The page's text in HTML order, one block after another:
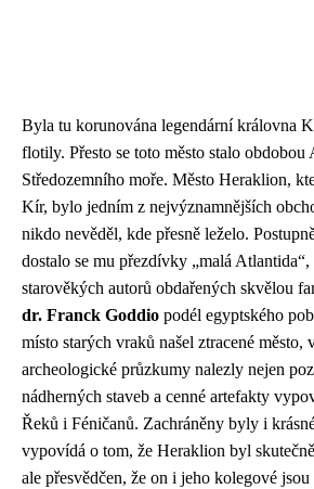
Byla tu korunována legendární královna
flotily. Přesto se toto město stalo
Středozemního moře. Město Heraklion,
Kír, bylo jedním z nejvýznamnějších
nikdo nevěděl, kde přesně leželo.
dostalo se mu přezdívky „malá
starověkých autorů obdařených skvělou
dr. Franck Goddio podél egyptského
místo starých vraků našel ztracené
archeologické průzkumy nalezly nejen
nádherných staveb a cenné artefakty
Řeků i Féničanů. Zachráněny byly i
vypovídá o tom, že Heraklion byl
ale přesvědčen, že on i jeho kolegové